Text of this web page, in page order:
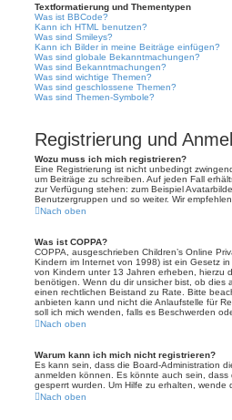
Textformatierung und Thementypen
Was ist BBCode?
Kann ich HTML benutzen?
Was sind Smileys?
Kann ich Bilder in meine Beiträge einfügen?
Was sind globale Bekanntmachungen?
Was sind Bekanntmachungen?
Was sind wichtige Themen?
Was sind geschlossene Themen?
Was sind Themen-Symbole?
Registrierung und
Wozu muss ich mich registrieren?
Eine Registrierung ist nicht unbedingt
um Beiträge zu schreiben. Auf jeden Fall
zur Verfügung stehen: zum Beispiel
Benutzergruppen und so weiter. Wir
Nach oben
Was ist COPPA?
COPPA, ausgeschrieben Children’s Online
Kindern im Internet von 1998) ist ein Gesetz
von Kindern unter 13 Jahren erheben, hierzu
benötigen. Wenn du dir unsicher bist, ob dies
einen rechtlichen Beistand zu Rate. Bitte
anbieten kann und nicht die Anlaufstelle für
soll ich mich wenden, falls es Beschwerden
Nach oben
Warum kann ich mich nicht registrieren?
Es kann sein, dass die Board-Administration
anmelden können. Es könnte auch sein,
gesperrt wurden. Um Hilfe zu erhalten, wende
Nach oben